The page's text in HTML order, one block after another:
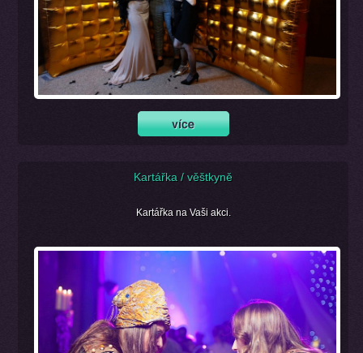
Kartářka / věštkyně
Kartářka na Vaši akci.